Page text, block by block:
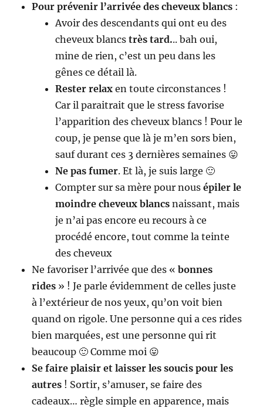
Pour prévenir l’arrivée des cheveux blancs :
Avoir des descendants qui ont eu des
cheveux blancs très tard... bah oui,
mine de rien, c’est un peu dans les
gênes ce détail là.
Rester relax en toute circonstances !
Car il paraitrait que le stress favorise
l’apparition des cheveux blancs ! Pour le
coup, je pense que là je m’en sors bien,
sauf durant ces 3 dernières semaines 😛
Ne pas fumer. Et là, je suis large 🙂
Compter sur sa mère pour nousépiler le
moindre cheveux blancs naissant, mais
je n’ai pas encore eu recours à ce
procédé encore, tout comme la teinte
des cheveux
Ne favoriser l’arrivée que des «bonnes
rides » ! Je parle évidemment de celles juste
à l’extérieur de nos yeux, qu’on voit bien
quand on rigole. Une personne qui a ces rides
bien marquées, est une personne qui rit
beaucoup 🙂 Comme moi 😛
Se faire plaisir et laisser les soucis pour les
autres ! Sortir, s’amuser, se faire des
cadeaux… règle simple en apparence, mais